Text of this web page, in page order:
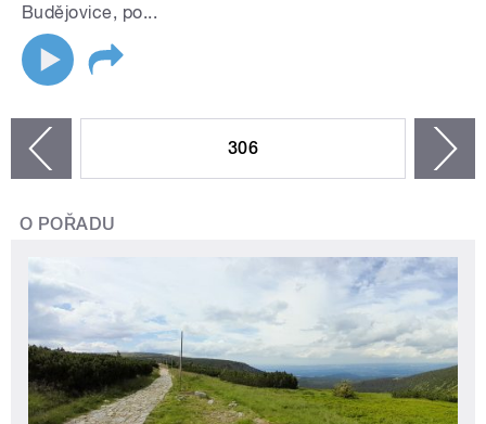
Budějovice, po...
306
O POŘADU